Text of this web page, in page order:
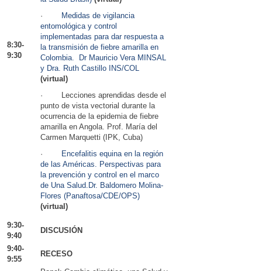
8:30-
9:30
·
Medidas de vigilancia
entomológica y control
implementadas para dar respuesta a
la transmisión de fiebre amarilla en
Colombia. Dr Mauricio Vera MINSAL
y Dra. Ruth Castillo INS/COL
(virtual)
· Lecciones aprendidas desde el
punto de vista vectorial durante la
ocurrencia de la epidemia de fiebre
amarilla en Angola. Prof. María del
Carmen Marquetti (IPK, Cuba)
·
Encefalitis equina en la región
de las Américas. Perspectivas para
la prevención y control en el marco
de Una Salud.Dr. Baldomero Molina-
Flores (Panaftosa/CDE/OPS)
(virtual)
9:30-
9:40
DISCUSIÓN
9:40-
9:55
RECESO